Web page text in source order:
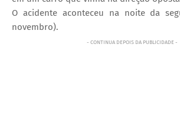
O acidente aconteceu na noite da
novembro).
- CONTINUA DEPOIS DA PUBLICIDADE -